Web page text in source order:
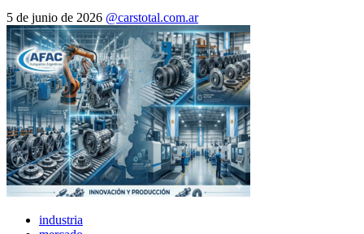
5 de junio de 2026 @carstotal.com.ar
industria